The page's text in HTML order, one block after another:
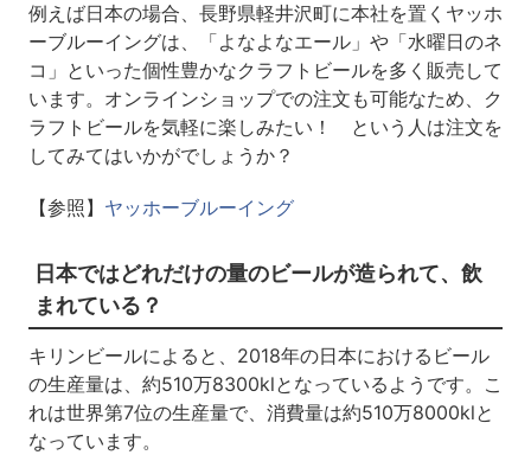
例えば日本の場合、長野県軽井沢町に本社を置くヤッホ
ーブルーイングは、「よなよなエール」や「水曜日のネ
コ」といった個性豊かなクラフトビールを多く販売して
います。オンラインショップでの注文も可能なため、ク
ラフトビールを気軽に楽しみたい！ という人は注文を
してみてはいかがでしょうか？
【参照】 ヤッホーブルーイング
日本ではどれだけの量のビールが造られて、飲
まれている？
キリンビールによると、2018年の日本におけるビール
の生産量は、約510万8300klとなっているようです。こ
れは世界第7位の生産量で、消費量は約510万8000klと
なっています。